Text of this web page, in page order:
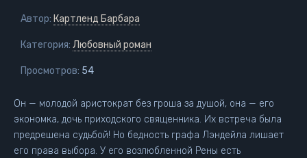
Автор: Картленд Барбара
Категория: Любовный роман
Просмотров: 54
Он — молодой аристократ без гроша за душой, она — его
экономка, дочь приходского священника. Их встреча была
предрешена судьбой! Но бедность графа Лэндейла лишает
его права выбора. У его возлюбленной Рены есть